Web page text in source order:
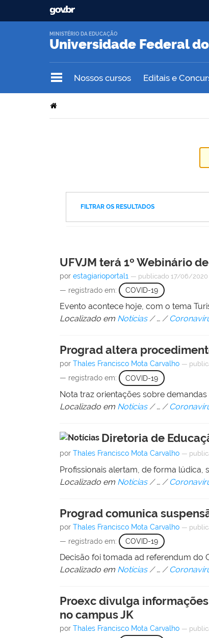
Universidade Federal
MINISTÉRIO DA EDUCAÇÃO
Nossos cursos Editais e
FILTRAR OS RESULTADOS
UFVJM terá 1º Webinário
porestagiarioportal1 — publicado 17/06/2020
— registrado em: COVID-19
Evento acontece hoje, com o tema
Localizado em Notícias /…/
Prograd altera
porThales Francisco Mota Carvalho —
— registrado em: COVID-19
Nota traz orientações sobre
Localizado em Notícias /…/
Diretoria de
porThales Francisco Mota Carvalho —
Profissionais alertam, de forma
Localizado em Notícias /… /
Prograd comunica
porThales Francisco Mota Carvalho —
— registrado em: COVID-19
Decisão foi tomada ad referendum do
Localizado em Notícias /…/
Proexc divulga
no campus JK
porThales Francisco Mota Carvalho —